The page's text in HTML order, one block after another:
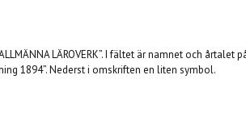
LÄROVERK”. I fältet är namnet och årtalet
1894”. Nederst i omskriften en liten symbol.